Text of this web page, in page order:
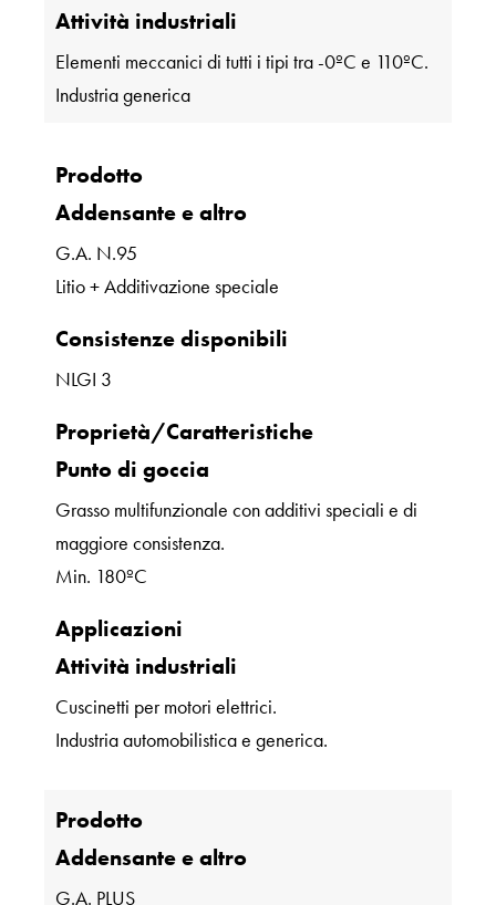
Attività industriali
Elementi meccanici di tutti i tipi tra -0ºC e 110ºC.
Industria generica
Prodotto
Addensante e altro
G.A. N.95
Litio + Additivazione speciale
Consistenze disponibili
NLGI 3
Proprietà/Caratteristiche
Punto di goccia
Grasso multifunzionale con additivi speciali e di
maggiore consistenza.
Min. 180ºC
Applicazioni
Attività industriali
Cuscinetti per motori elettrici.
Industria automobilistica e generica.
Prodotto
Addensante e altro
G.A. PLUS